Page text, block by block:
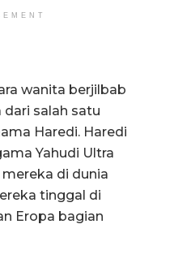
wanita berjilbab
salah satu
Haredi. Haredi
Yahudi Ultra
di dunia
tinggal di
Eropa bagian